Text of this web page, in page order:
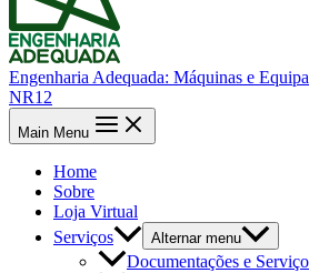
Engenharia Adequada: Máquinas e
NR12
Main Menu
Home
Sobre
Loja Virtual
Serviços
Alternar menu
Documentações e